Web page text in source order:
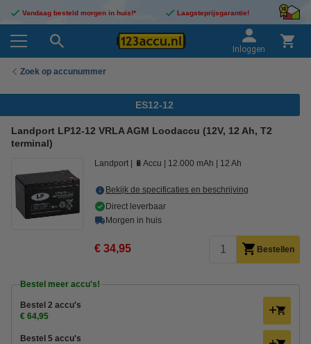
Vandaag besteld morgen in huis!* Laagsteprijsgarantie!
Inloggen
Zoek op accunummer
ES12-12
Landport LP12-12 VRLA AGM Loodaccu (12V, 12 Ah, T2
terminal)
Landport 🔋Accu 12.000 mAh 12 Ah
Bekijk de specificaties en beschrijving
Direct leverbaar
Morgen in huis
€ 34,95 Bestellen
Bestel meer accu's!
Bestel 2 accu's
€ 64,95
Bestel 5 accu's